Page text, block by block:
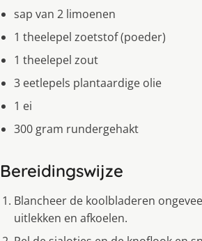
sap van 2 limoenen
1 theelepel zoetstof (poeder)
1 theelepel zout
3 eetlepels plantaardige olie
1 ei
300 gram rundergehakt
Bereidingswijze
Blancheer de koolbladeren
uitlekken en afkoelen.